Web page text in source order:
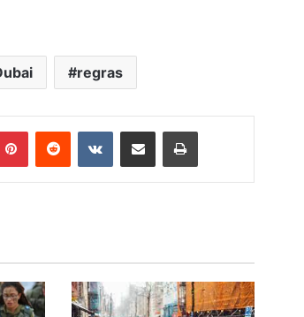
regras